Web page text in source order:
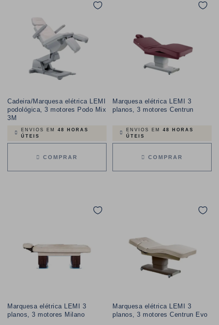
Cadeira/Marquesa elétrica LEMI
podológica, 3 motores Podo Mix
3M
ENVIOS EM 48 HORAS
ÚTEIS
COMPRAR
Marquesa elétrica LEMI 3
planos, 3 motores Centrun
ENVIOS EM 48 HORAS
ÚTEIS
COMPRAR
Marquesa elétrica LEMI 3
planos, 3 motores Milano
Marquesa elétrica LEMI 3
planos, 3 motores Centrun Evo